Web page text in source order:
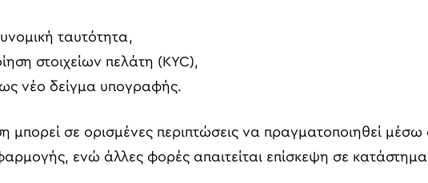
ταυτότητα,
στοιχείων πελάτη (KYC),
νέο δείγμα υπογραφής.
μπορεί σε ορισμένες περιπτώσεις να πραγματοποιηθεί μέσω
ενώ άλλες φορές απαιτείται επίσκεψη σε